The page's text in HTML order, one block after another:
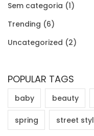
Sem categoria (1)
Trending (6)
Uncategorized (2)
POPULAR TAGS
baby beauty
spring street